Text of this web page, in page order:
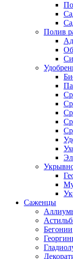
Полив
Саженцы
Бегонии